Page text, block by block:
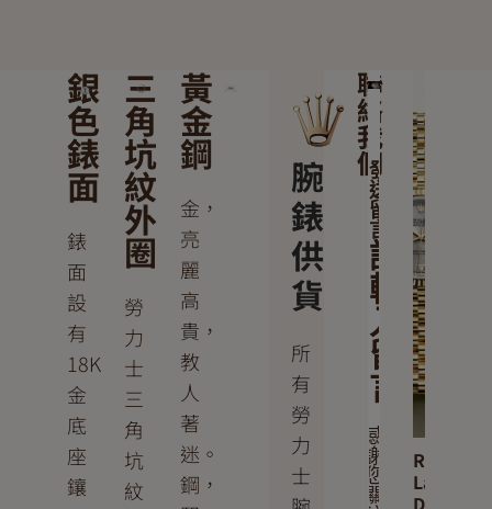
銀
色
錶
面
錶
面
設
有
18K
金
底
座
鑲
三
角
坑
紋
外
圈
勞
力
士
三
角
坑
紋
黃
金
鋼
金，
亮
麗
高
貴，
教
人
著
迷。
鋼，
腕
錶
供
貨
所
有
勞
力
士
聯
絡
我
們
發
送
留
言
請
輸
入
留
言
感
謝
您
關
Rolex
Lady-
Datejust